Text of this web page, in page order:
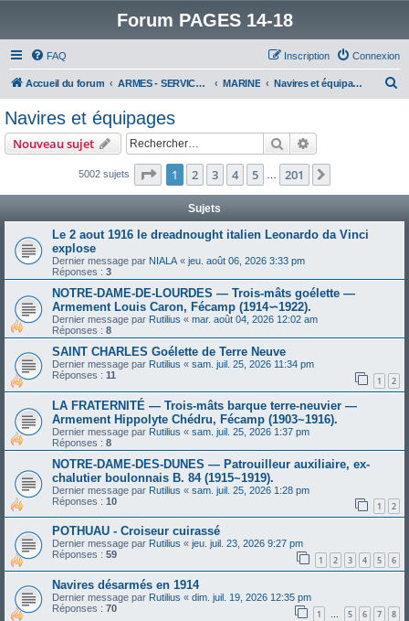
Forum PAGES 14-18
FAQ Connexion
Inscription
Accueil du forum ARMES - SERVICES - UNITES : historiques & discussions MARINE Navires et équipages
r
Navires et équipages
Nouveau sujet Rechercher
5002 sujets Page 1sur201
1 2 3 4 5 201
Sujets
Le 2 aout 1916 le dreadnought italien Leonardo da Vinci
explose
Dernier message par NIALA « jeu. août 06, 2026 3:33 pm
Réponses : 3
NOTRE-DAME-DE-LOURDES — Trois-mâts goélette —
Armement Louis Caron, Fécamp (1914∽1922).
Dernier message par Rutilius « mar. août 04, 2026 12:02 am
Réponses : 8
SAINT CHARLES Goélette de Terre Neuve
Dernier message par Rutilius « sam. juil. 25, 2026 11:34 pm
Réponses : 11 1 2
LA FRATERNITÉ — Trois-mâts barque terre-neuvier —
Armement Hippolyte Chédru, Fécamp (1903~1916).
Dernier message par Rutilius « sam. juil. 25, 2026 1:37 pm
Réponses : 8
NOTRE-DAME-DES-DUNES — Patrouilleur auxiliaire, ex-
chalutier boulonnais B. 84 (1915~1919).
Dernier message par Rutilius « sam. juil. 25, 2026 1:28 pm
Réponses : 10 1 2
POTHUAU - Croiseur cuirassé
Dernier message par Rutilius « jeu. juil. 23, 2026 9:27 pm
Réponses : 59 1 2 3 4 5 6
Navires désarmés en 1914
Dernier message par Rutilius « dim. juil. 19, 2026 12:35 pm
Réponses : 70 1 … 5 6 7 8